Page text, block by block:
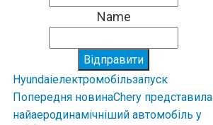
Name
Відправити
Hyundaiелектромобільзапуск
Попередня новинаChery представила
найаеродинамічніший автомобіль у